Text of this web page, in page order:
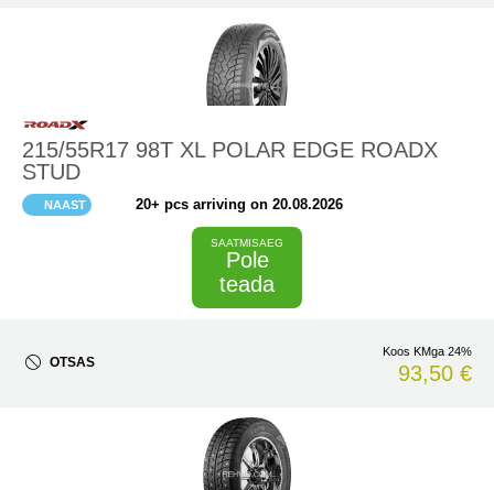
215/55R17 98T XL POLAR EDGE ROADX
STUD
NAAST 20+ pcs arriving on 20.08.2026
SAATMISAEG
Pole
teada
OTSAS
Koos KMga 24%
93,50 €